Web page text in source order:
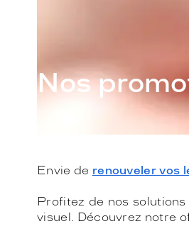
Nos
Envie de renouveler vos
Profitez de nos
visuel. Découvrez notre